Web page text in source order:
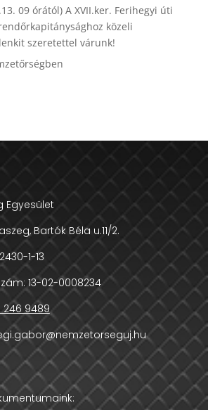
09 órától) A XVII.ker. Ferihegyi úti
közeli
szeretettel várunk!
Egyesület
Bartók Béla u.11/2.
1-13
13-02-0008234
246 9489